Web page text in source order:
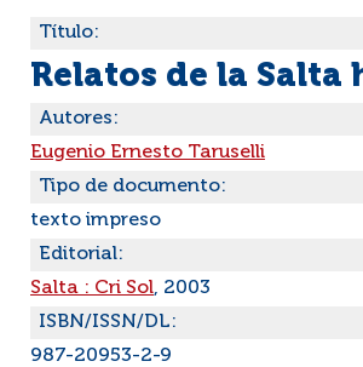
Título:
Relatos de la Salta
Autores:
Eugenio Ernesto Taruselli
Tipo de documento:
texto impreso
Editorial:
Salta : Cri Sol, 2003
ISBN/ISSN/DL:
987-20953-2-9